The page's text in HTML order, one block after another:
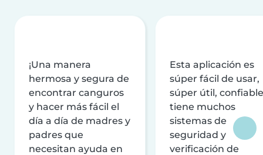
¡Una manera
hermosa y segura de
encontrar canguros
y hacer más fácil el
día a día de madres y
padres que
necesitan ayuda en
Esta aplicación es
súper fácil de usar,
súper útil,
tiene muchos
sistemas de
seguridad y
verificación de